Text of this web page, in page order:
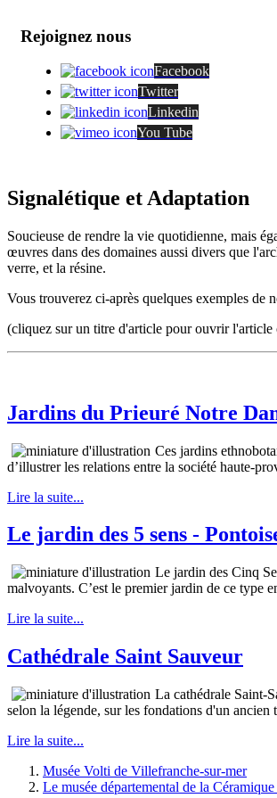
Rejoignez nous
Facebook
Twitter
Linkedin
You Tube
Signalétique et Adaptation
Soucieuse de rendre la vie quotidienne, mais
œuvres dans des domaines aussi divers que
verre, et la résine.
Vous trouverez ci-après quelques exemples de
(cliquez sur un titre d'article pour ouvrir l'article
Jardins du Prieuré Notre
Ces jardins
d’illustrer les relations entre la société haute-
Lire la suite...
Le jardin des 5 sens -
Le jardin des Cinq
malvoyants. C’est le premier jardin de ce type
Lire la suite...
Cathédrale Saint Sauveur
La cathédrale Saint-
selon la légende, sur les fondations d'un
Lire la suite...
Musée Volti de Villefranche-sur-mer
Le musée départemental de la